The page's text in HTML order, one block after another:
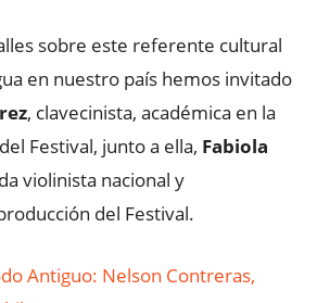
sobre este referente cultural
en nuestro país hemos invitado
, clavecinista, académica en la
Festival, junto a ella, Fabiola
violinista nacional y
del Festival.
Antiguo: Nelson Contreras,